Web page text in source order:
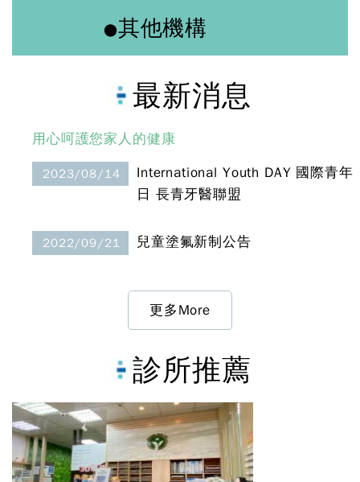
●其他機構
最新消息
用心呵護您家人的健康
2023/08/14
International Youth DAY 國際青年
日 長青牙醫聯盟
2022/09/21 兒童塗氟新制公告
更多More
診所推薦